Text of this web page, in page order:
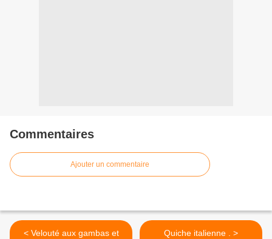
Commentaires
Ajouter un commentaire
< Velouté aux gambas et
Quiche italienne . >